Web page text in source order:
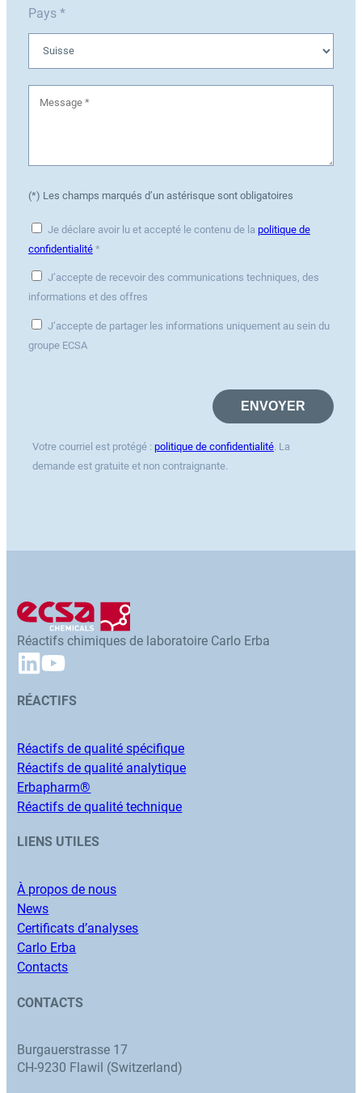
Pays *
(*) Les champs marqués d’un astérisque sont obligatoires
Je déclare avoir lu et accepté le contenu de la politique de
confidentialité*
J’accepte de recevoir des communications techniques, des
informations et des offres
J’accepte de partager les informations uniquement au sein du
groupe ECSA
Votre courriel est protégé : politique de confidentialité. La
demande est gratuite et non contraignante.
Réactifs chimiques de laboratoire Carlo Erba
RÉACTIFS
Réactifs de qualité spécifique
Réactifs de qualité analytique
Erbapharm®
Réactifs de qualité technique
LIENS UTILES
À propos de nous
News
Certificats d’analyses
Carlo Erba
Contacts
CONTACTS
Burgauerstrasse 17
CH-9230 Flawil (Switzerland)